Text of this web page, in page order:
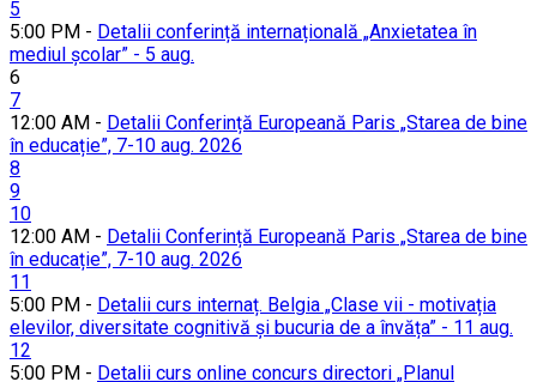
5
5:00 PM - Detalii conferință internațională „Anxietatea în
mediul școlar” - 5 aug.
6
7
12:00 AM - Detalii Conferință Europeană Paris „Starea de bine
în educație”, 7-10 aug. 2026
8
9
10
12:00 AM - Detalii Conferință Europeană Paris „Starea de bine
în educație”, 7-10 aug. 2026
11
5:00 PM - Detalii curs internaț. Belgia „Clase vii - motivația
elevilor, diversitate cognitivă și bucuria de a învăța” - 11 aug.
12
5:00 PM - Detalii curs online concurs directori „Planul